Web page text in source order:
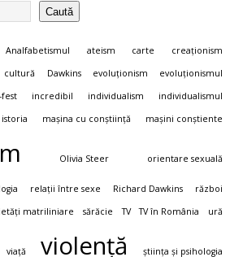
Caută
Analfabetismul ateism carte
creaționism
cultură Dawkins evoluționism
evoluționismul
fest incredibil individualism
individualismul
istoria mașina cu conștiință mașini conștiente
Olivia Steer orientare sexuală
relații între sexe Richard Dawkins
război
matriliniare sărăcie TV TV în România ură
viață violență știința și psihologia